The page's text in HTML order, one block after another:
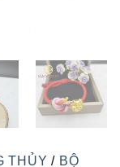
THỦY / BỘ